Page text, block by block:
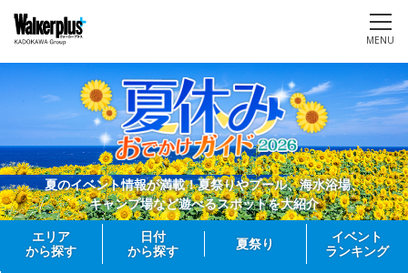
MENU
夏のイベント情報が満載！夏祭りやプール、海水浴場、
キャンプ場など遊べるスポットを大紹介
エリア
から探す
日付
から探す
夏祭り
イベント
ランキング